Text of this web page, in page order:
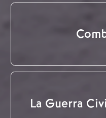
La Guerra